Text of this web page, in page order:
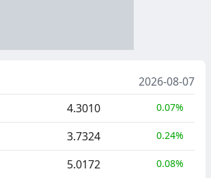
2026-08-07
4.3010 0.07%
3.7324 0.24%
5.0172 0.08%